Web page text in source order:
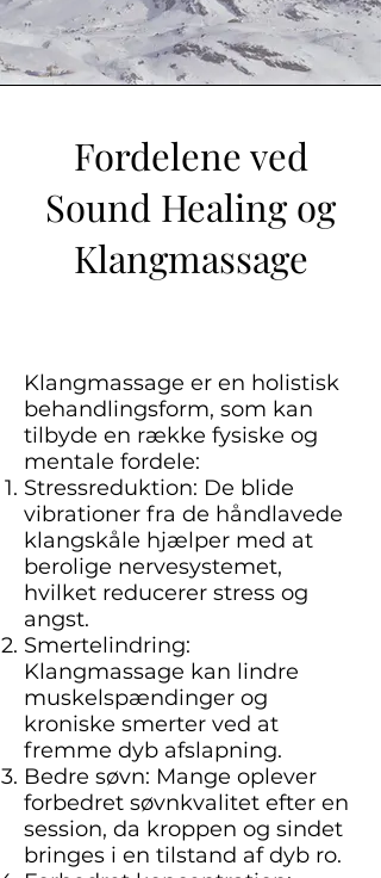
Fordelene ved
Sound Healing og
Klangmassage
Klangmassage er en holistisk
behandlingsform, som kan
tilbyde en række fysiske og
mentale fordele:
Stressreduktion: De blide
vibrationer fra de håndlavede
klangskåle hjælper med at
berolige nervesystemet,
hvilket reducerer stress og
angst.
Smertelindring:
Klangmassage kan lindre
muskelspændinger og
kroniske smerter ved at
fremme dyb afslapning.
Bedre søvn: Mange oplever
forbedret søvnkvalitet efter en
session, da kroppen og sindet
bringes i en tilstand af dyb ro.